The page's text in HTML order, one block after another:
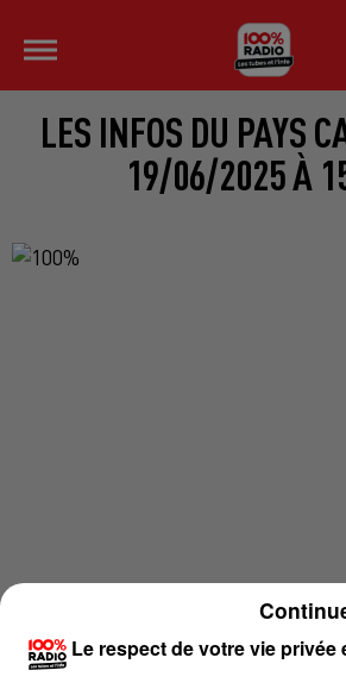
LES INFOS DU PAYS
19/06/2025 À
Le respect de votre vie